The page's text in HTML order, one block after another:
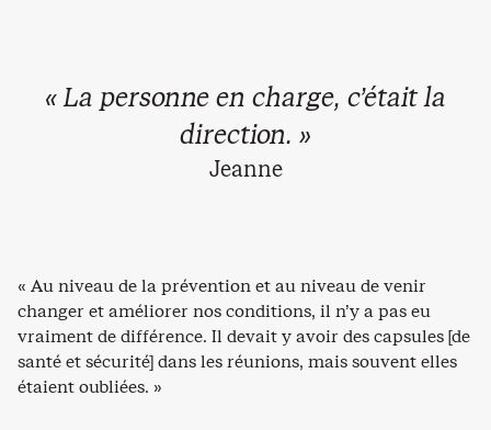
« La personne en charge, c’était la
direction. »
Jeanne
« Au niveau de la prévention et au niveau de venir
changer et améliorer nos conditions, il n’y a pas eu
vraiment de différence. Il devait y avoir des capsules [de
santé et sécurité] dans les réunions, mais souvent elles
étaient oubliées. »